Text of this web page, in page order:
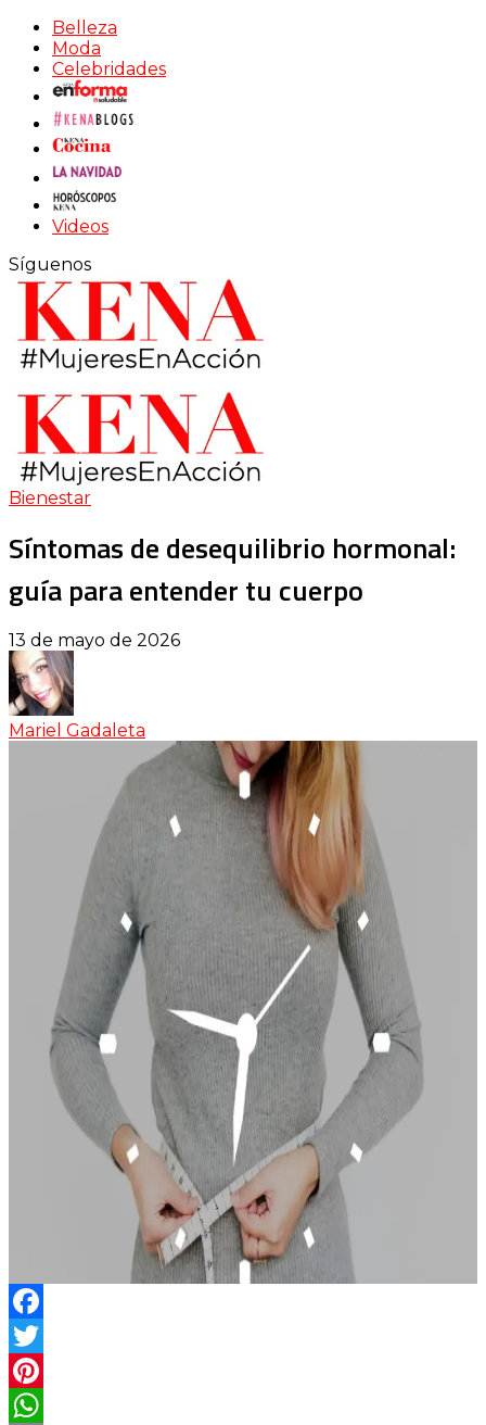
Belleza
Moda
Celebridades
Videos
Síguenos
Bienestar
Síntomas de desequilibrio hormonal:
guía para entender tu cuerpo
13 de mayo de 2026
Mariel Gadaleta
Facebook
Twitter
Pinterest